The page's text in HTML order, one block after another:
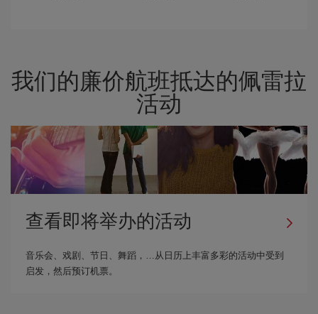
我们的廉价航班抵达的佩雷拉
活动
查看即将举办的活动
音乐会、戏剧、节日、舞蹈，…从日历上丰富多彩的活动中受到
启发，然后预订机票。